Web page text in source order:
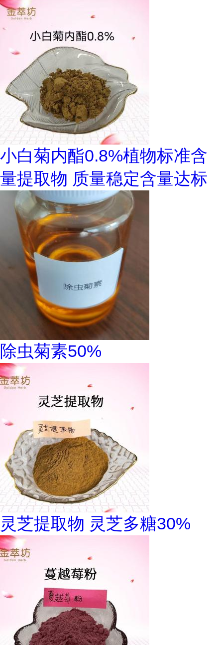
小白菊内酯0.8%植物标准含
量提取物 质量稳定含量达标
除虫菊素50%
灵芝提取物 灵芝多糖30%